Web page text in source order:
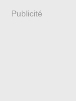
Publicité